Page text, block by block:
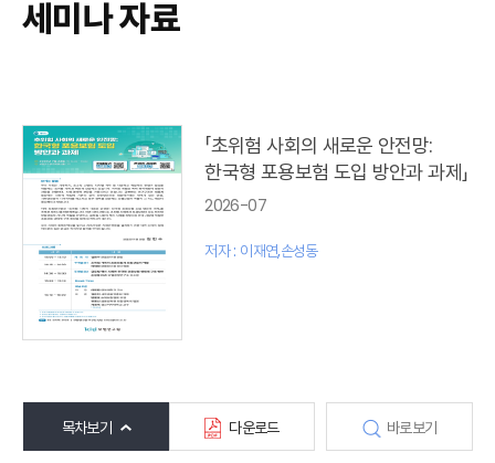
세미나 포토
세미나 자료
「초위험 사회의 새로운 안전망:
한국형 포용보험 도입 방안과 과제」
2026-07
저자 : 이재연,손성동
목차보기 다운로드 바로보기